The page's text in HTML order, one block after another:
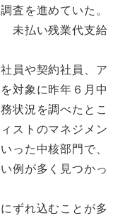
査を進めていた。
未払い残業代支給
員や契約社員、ア
対象に昨年６月中
状況を調べたとこ
ストのマネジメン
った中核部門で、
例が多く見つかっ
ずれ込むことが多